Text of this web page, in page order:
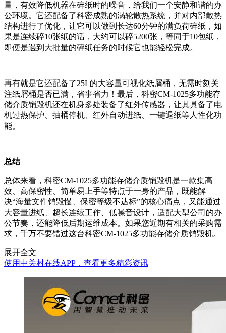
量，有效降低机器在碎纸时的噪音，给我们一个安静和谐的办
公环境。它还配备了科密成熟的涡轮散热系统，并对内部散热
结构进行了优化，让它可以做到长达60分钟的满负荷碎纸，如
果是连续碎10张纸的话，大约可以碎5200张，等同于10包纸，
即便是遇到大批量的碎纸任务的时候它也能轻松完成。
再有就是它还配备了25L的大容量可视化纸屑桶，无需时刻关
注纸屑桶是否已满，省事省力！最后，科密CM-1025多功能存
储介质销毁机还在机身多处装备了红外传感器，让其具备了电
机过热保护、抽桶停机、红外自动进纸、一键退纸等人性化功
能。
总结
总体来看，科密CM-1025多功能存储介质销毁机是一款集高
效、高保密性、简单易上手等特点于一身的产品，既能解
决“海量文件销毁慢、保密等级不达标”的核心痛点，又能通过
大容量进纸、超长连续工作、低噪音设计，适配大型公司的办
公节奏，还能降低后期运维成本。如果您近期有相关的采购需
求，千万不要错过这台科密CM-1025多功能存储介质销毁机。
展开全文
使用中关村在线APP，查看更多精彩资讯